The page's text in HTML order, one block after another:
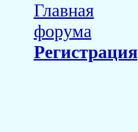
Главная
форума
Регистрация